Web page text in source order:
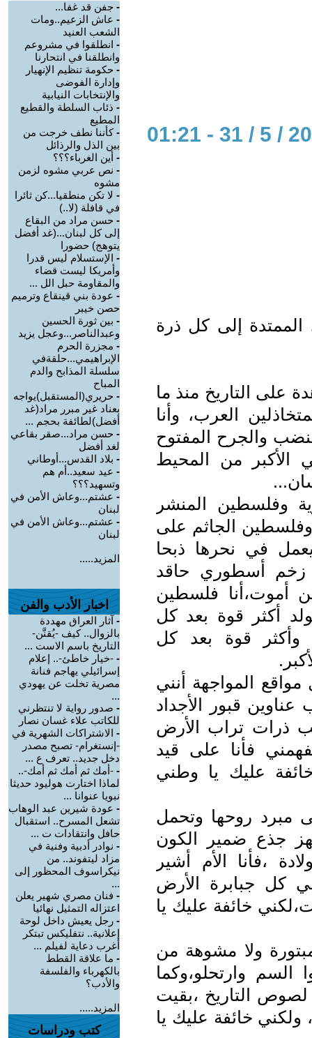
إلى كل ذرة
على التاريخ منذ ما
العرب، وأنا
والجرح المفتوح
اﻷكبر من المحيط
وفلسطين المنشر
الجاثم على
في نحرها ذبحا
زخم أسطوري حاقد
أموت،أنا فلسطين
أكثر قوة بعد كل
وأكثر قوة بعد كل
المواجهة أنني
قبور اﻷجداد
ذرات تراب اﻷرض
فأنا على قيد
عليك يا وطني
مبرد روحها وتحمل
جذع ضمير الكون
،فأنا اﻷم أشير
كل جبابرة اﻷرض
خائفة عليك يا
ولا مشوهة من
السم وارتحلو،وكما
التاريخ ،بقيت
ولكني خائفة عليك يا
- جفن قد غفا...
- عاش الزعيم..ومات
الشعب العنيد
- انطلقوا في مشروعم
وانطلقنا في انتحارنا
- حكومة تنظيم الإنهيار
وإدارة الفوضى
والإنتخابات النيابية
- ذئاب السلطة والقطيع
المطيع
-كأننا نطف خرجت من
بين الذل والرذائل
- أين الغرباء؟؟؟
- نص عربي مشوه لزمن
مشوه
- لا تكن منطقيا...كن ثائرا
في قافلة (لا..)
- حسن مراد من البقاع
إلى كل لبنان...(غد أفضل
يتوهج) حضورا
- اﻹستسلام ليس قدرا
وأمريكا ليست قضاء
والمقاومة حبل الل ...
- عودة بني قينقاع وترميم
حصن خيبر
- بين ثورة الحسين
وعبدالناصر...وعجل يزيد
- مجزرة الحرم
الإبراهيمي...حلقةفي
سلسلة المذابح والدم
المباح
- حريري(المستقبل)يواجه
بعناد غير مبرر مراد(غد
أفضل)لطائفة بحجم ...
- حسن مراد...صقر بقاعي
لغد أفضل
- بلاد القدس...أوطاني
- عيد سعيد..أم هم
وتسهيد؟؟؟
- عشتم...وعاش اﻷمن في
لبنان
- عشتم...وعاش الأمن في
لبنان
المزيد.....
اخبار الأدب والفن
- آثار العراق مهددة
بالزوال.. كيف -يُقنَّن-
التاريخ باسم الاست ...
- -خيار خاطئ-.. إعلام
إسرائيلي يهاجم فنانة
مصرية تخلت عن يهودي
...
- صدور رواية لا تنتظرني
للكاتب علاء غسان نصار
- الاشتراكات الشهرية في
-إنستغرام- تصبح مصدر
دخل جديد.. تعرف ع ...
- -أمك ثم أمك ثم أمك-..
لماذا اختارت هوليود حديثا
نبويا عنوانا ...
- عودة شيرين عبد الوهاب
تشعل المسرح.. استقبال
حافل وانتقادات ت ...
- نوادر أدبية وفنية في
مزاد ليتفوند.. من
نيكراسوف المحظور إلى
...
- فنان مصري شهير يعلن
اعتزاله التمثيل نهائيا
- رجل يعيش داخل لوحة
إعلانية.. نتفليكس تبتكر
أغرب دعاية لفيلم ...
- ما علاقة القطط
بالكهرباء والفلسفة
والأدب؟
المزيد.....
كتب ودراسات